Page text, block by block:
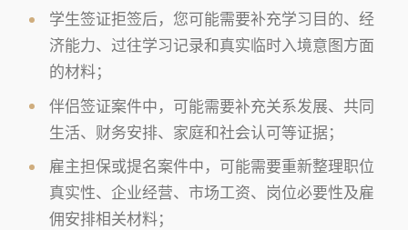
学生签证拒签后，您可能需要补充学习目的、经
济能力、过往学习记录和真实临时入境意图方面
的材料；
伴侣签证案件中，可能需要补充关系发展、共同
生活、财务安排、家庭和社会认可等证据；
雇主担保或提名案件中，可能需要重新整理职位
真实性、企业经营、市场工资、岗位必要性及雇
佣安排相关材料；